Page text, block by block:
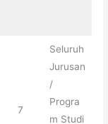
7
Seluruh
Jurusan
/
Progra
m Studi